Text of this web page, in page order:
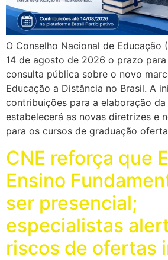
O Conselho Nacional de Educação
14 de agosto de 2026 o prazo
consulta pública sobre o novo
Educação a Distância no Brasil. A
contribuições para a elaboração
estabelecerá as novas diretrizes e
para os cursos de graduação
CNE reforça que
Ensino
ser presencial;
especialistas
riscos de ofertas